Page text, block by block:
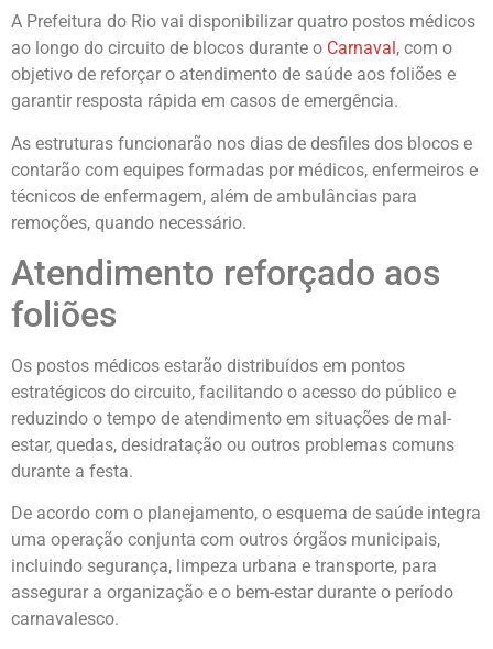
A Prefeitura do Rio vai disponibilizar quatro postos médicos
ao longo do circuito de blocos durante o Carnaval , com o
objetivo de reforçar o atendimento de saúde aos foliões e
garantir resposta rápida em casos de emergência.
As estruturas funcionarão nos dias de desfiles dos blocos e
contarão com equipes formadas por médicos, enfermeiros e
técnicos de enfermagem, além de ambulâncias para
remoções, quando necessário.
Atendimento reforçado aos
foliões
Os postos médicos estarão distribuídos em pontos
estratégicos do circuito, facilitando o acesso do público e
reduzindo o tempo de atendimento em situações de mal-
estar, quedas, desidratação ou outros problemas comuns
durante a festa.
De acordo com o planejamento, o esquema de saúde integra
uma operação conjunta com outros órgãos municipais,
incluindo segurança, limpeza urbana e transporte, para
assegurar a organização e o bem-estar durante o período
carnavalesco.